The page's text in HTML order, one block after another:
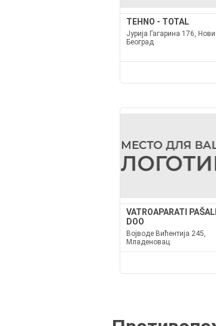
TEHNO - TOTAL
Јурија Гагарина 176, Нови
Београд
VATROAPARATI
DOO
Војводе Вићентија 245,
Младеновац